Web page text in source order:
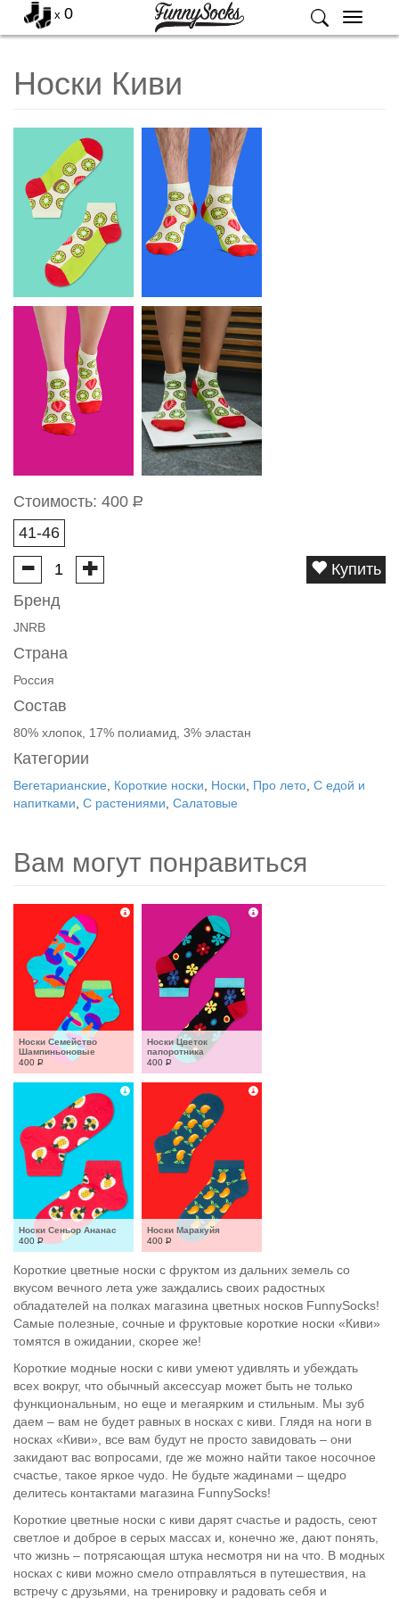
Меню
x 0
Носки Киви
Стоимость: 400 Р
41-46
Купить
Бренд
JNRB
Страна
Россия
Состав
80% хлопок, 17% полиамид, 3% эластан
Категории
Вегетарианские Короткие носки Носки Про лето С едой и
напитками С растениями Салатовые
Вам могут понравиться
Носки Семейство
Шампиньоновые
400 Р
Носки Цветок
папоротника
400 Р
Носки Сеньор Ананас
400 Р
Носки Маракуйя
400 Р
Короткие цветные носки с фруктом из дальних земель со
вкусом вечного лета уже заждались своих радостных
обладателей на полках магазина цветных носков FunnySocks!
Самые полезные, сочные и фруктовые короткие носки «Киви»
томятся в ожидании, скорее же!
Короткие модные носки с киви умеют удивлять и убеждать
всех вокруг, что обычный аксессуар может быть не только
функциональным, но еще и мегаярким и стильным. Мы зуб
даем – вам не будет равных в носках с киви. Глядя на ноги в
носках «Киви», все вам будут не просто завидовать – они
закидают вас вопросами, где же можно найти такое носочное
счастье, такое яркое чудо. Не будьте жадинами – щедро
делитесь контактами магазина FunnySocks!
Короткие цветные носки с киви дарят счастье и радость, сеют
светлое и доброе в серых массах и, конечно же, дают понять,
что жизнь – потрясающая штука несмотря ни на что. В модных
носках с киви можно смело отправляться в путешествия, на
встречу с друзьями, на тренировку и радовать себя и